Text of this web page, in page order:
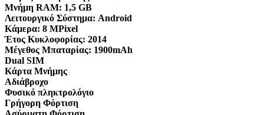
Μνήμη RAM: 1,5 GB
Λειτουργικό Σύστημα: Android
Κάμερα: 8 MPixel
Έτος Κυκλοφορίας: 2014
Μέγεθος Μπαταρίας: 1900mAh
Dual SIM
Κάρτα Μνήμης
Αδιάβροχο
Φυσικό πληκτρολόγιο
Γρήγορη Φόρτιση